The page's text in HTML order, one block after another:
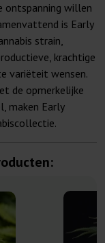
ontspanning willen
is Early
strain,
krachtige
variëteit wensen.
de opmerkelijke
maken Early